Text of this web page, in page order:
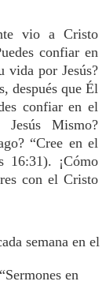
vio a Cristo
confiar en
vida por Jesús?
después que Él
confiar en el
Mismo?
“Cree en el
16:31). ¡Cómo
con el Cristo
semana en el
en